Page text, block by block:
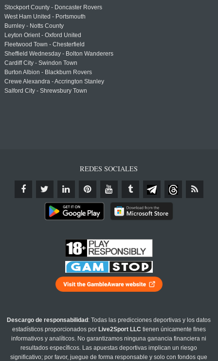
Stockport County - Doncaster Rovers
West Ham United - Portsmouth
Burnley - Notts County
Leyton Orient - Oxford United
Fleetwood Town - Chesterfield
Sheffield Wednesday - Bolton Wanderers
Cardiff City - Swindon Town
Burton Albion - Blackburn Rovers
Crewe Alexandra - Accrington Stanley
Salford City - Shrewsbury Town
REDES SOCIALES
Descargo de responsabilidad : Todas las predicciones deportivas y los datos
estadísticos proporcionados por Live2Sport LLC tienen únicamente fines
informativos y analíticos. No garantizamos ninguna ganancia financiera ni
resultados específicos. Las apuestas deportivas implican un riesgo
significativo; por favor, juegue de forma responsable y solo con fondos que